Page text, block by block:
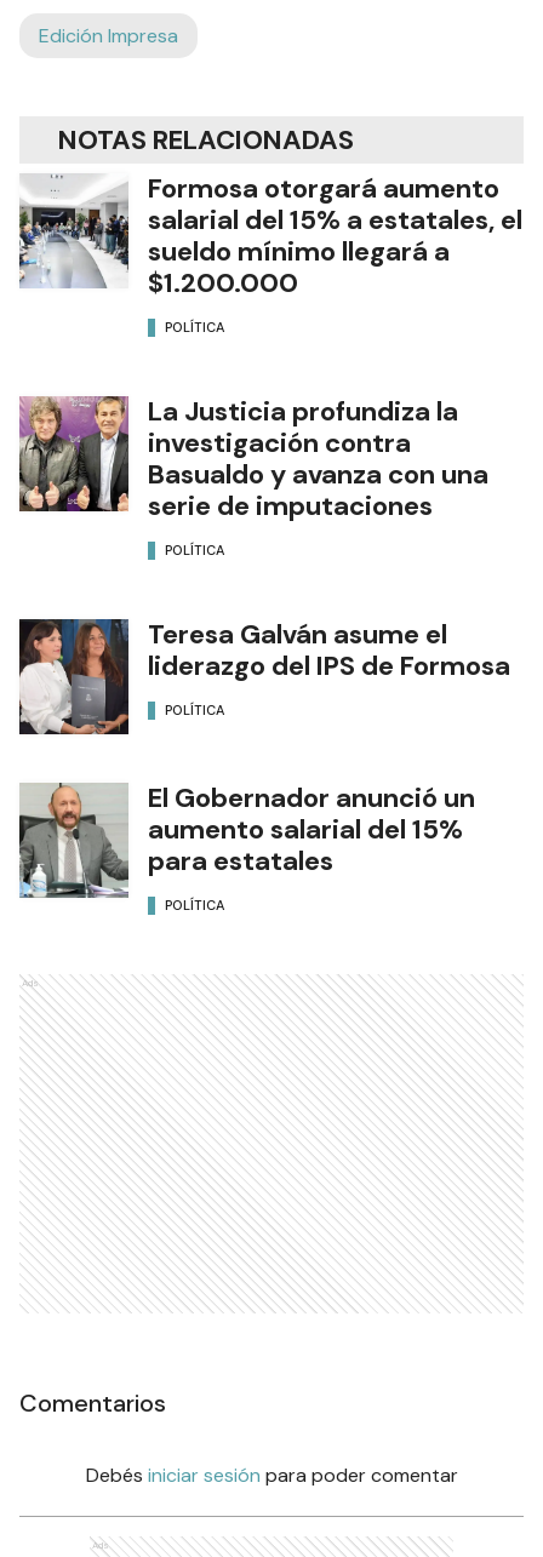
Edición Impresa
NOTAS RELACIONADAS
Formosa otorgará aumento
salarial del 15% a estatales, el
sueldo mínimo llegará a
$1.200.000
POLÍTICA
La Justicia profundiza la
investigación contra
Basualdo y avanza con una
serie de imputaciones
POLÍTICA
Teresa Galván asume el
liderazgo del IPS de Formosa
POLÍTICA
El Gobernador anunció un
aumento salarial del 15%
para estatales
POLÍTICA
Ads
Comentarios
Debés iniciar sesión para poder comentar
Ads